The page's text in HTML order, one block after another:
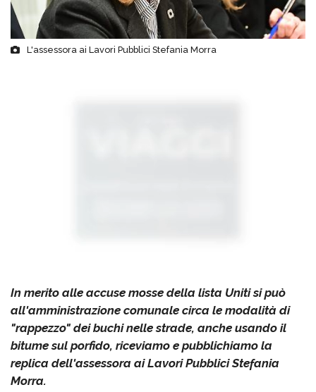
L'assessora ai Lavori Pubblici Stefania Morra
In merito alle accuse mosse della lista Uniti si può
all'amministrazione comunale circa le modalità di
"rappezzo" dei buchi nelle strade, anche usando il
bitume sul porfido, riceviamo e pubblichiamo la
replica dell'assessora ai Lavori Pubblici Stefania
Morra.